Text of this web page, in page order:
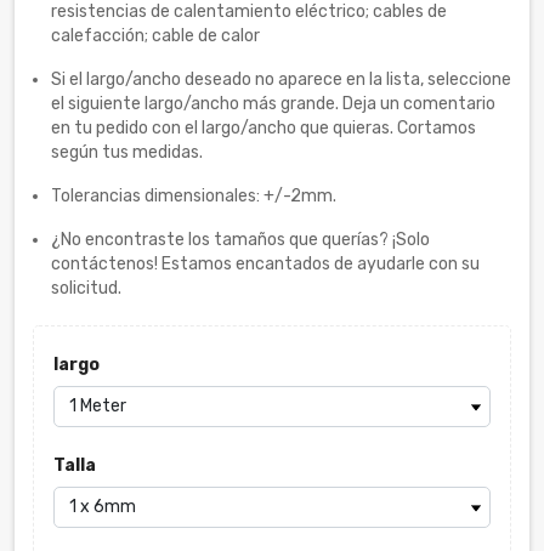
resistencias de calentamiento eléctrico; cables de
calefacción; cable de calor
Si el largo/ancho deseado no aparece en la lista, seleccione
el siguiente largo/ancho más grande. Deja un comentario
en tu pedido con el largo/ancho que quieras. Cortamos
según tus medidas.
Tolerancias dimensionales: +/-2mm.
¿No encontraste los tamaños que querías? ¡Solo
contáctenos! Estamos encantados de ayudarle con su
solicitud.
largo
Talla